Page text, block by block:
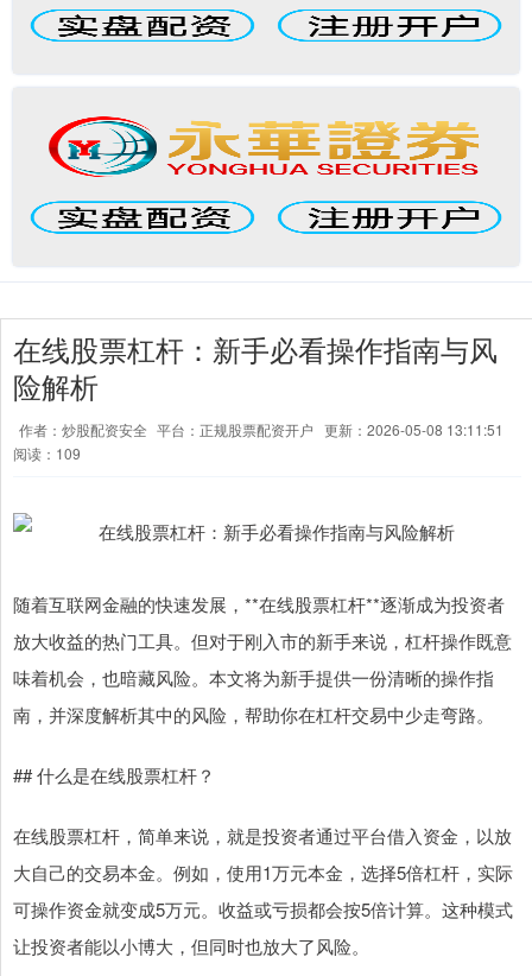
在线股票杠杆：新手必看操作指南与风
险解析
作者：炒股配资安全 平台：正规股票配资开户 更新：2026-05-08 13:11:51
阅读：109
随着互联网金融的快速发展，**在线股票杠杆**逐渐成为投资者
放大收益的热门工具。但对于刚入市的新手来说，杠杆操作既意
味着机会，也暗藏风险。本文将为新手提供一份清晰的操作指
南，并深度解析其中的风险，帮助你在杠杆交易中少走弯路。
## 什么是在线股票杠杆？
在线股票杠杆，简单来说，就是投资者通过平台借入资金，以放
大自己的交易本金。例如，使用1万元本金，选择5倍杠杆，实际
可操作资金就变成5万元。收益或亏损都会按5倍计算。这种模式
让投资者能以小博大，但同时也放大了风险。